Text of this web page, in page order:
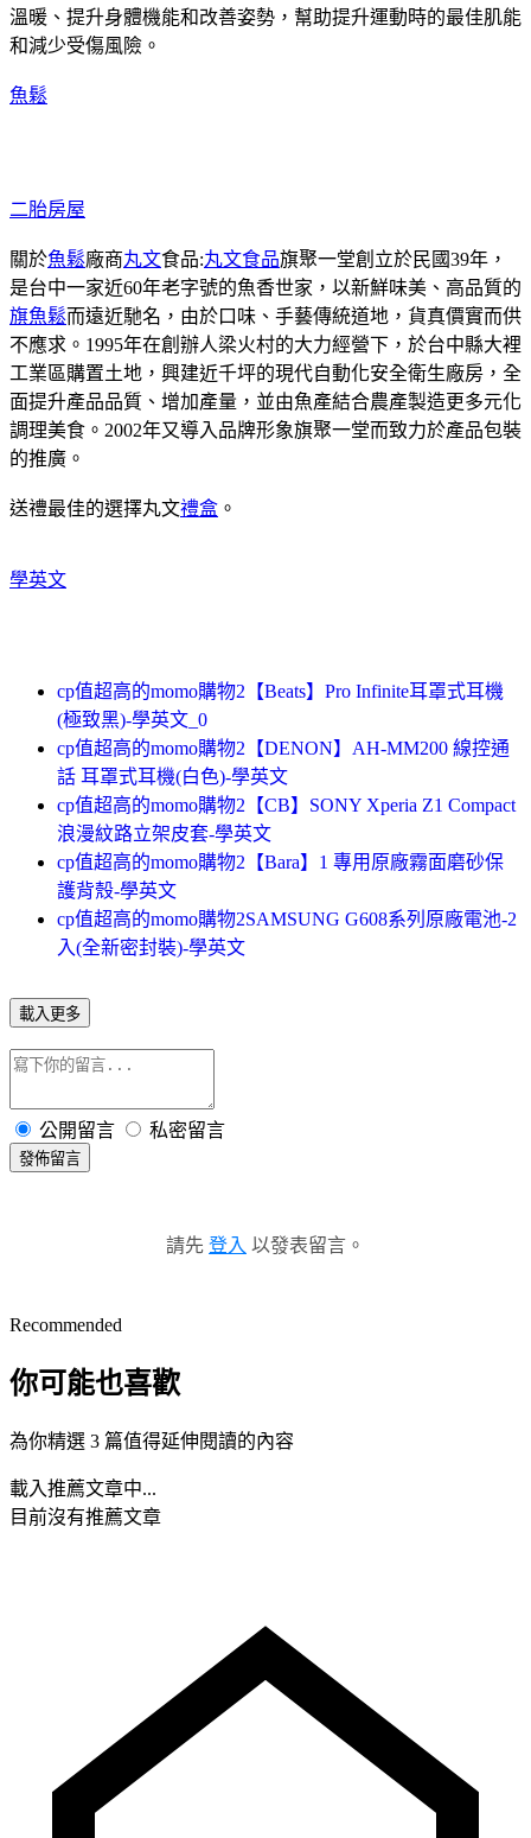
溫暖、提升身體機能和改善姿勢，幫助提升運動時的最佳肌能
和減少受傷風險。
魚鬆
二胎房屋
關於魚鬆廠商丸文食品:丸文食品旗聚一堂創立於民國39年，
是台中一家近60年老字號的魚香世家，以新鮮味美、高品質的
旗魚鬆而遠近馳名，由於口味、手藝傳統道地，貨真價實而供
不應求。1995年在創辦人梁火村的大力經營下，於台中縣大裡
工業區購置土地，興建近千坪的現代自動化安全衛生廠房，全
面提升產品品質、增加產量，並由魚產結合農產製造更多元化
調理美食。2002年又導入品牌形象旗聚一堂而致力於產品包裝
的推廣。
送禮最佳的選擇丸文禮盒 。
學英文
cp值超高的momo購物2【Beats】Pro Infinite耳罩式耳機
(極致黑)-學英文_0
cp值超高的momo購物2【DENON】AH-MM200 線控通
話 耳罩式耳機(白色)-學英文
cp值超高的momo購物2【CB】SONY Xperia Z1 Compact
浪漫紋路立架皮套-學英文
cp值超高的momo購物2【Bara】1 專用原廠霧面磨砂保
護背殼-學英文
cp值超高的momo購物2SAMSUNG G608系列原廠電池-2
入(全新密封裝)-學英文
載入更多
公開留言 私密留言
發佈留言
請先 登入 以發表留言。
Recommended
你可能也喜歡
為你精選 3 篇值得延伸閱讀的內容
載入推薦文章中...
目前沒有推薦文章